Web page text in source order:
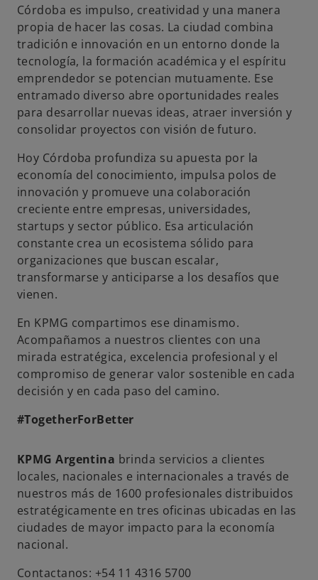
Córdoba es impulso, creatividad y una manera
propia de hacer las cosas. La ciudad combina
tradición e innovación en un entorno donde la
tecnología, la formación académica y el espíritu
emprendedor se potencian mutuamente. Ese
entramado diverso abre oportunidades reales
para desarrollar nuevas ideas, atraer inversión y
consolidar proyectos con visión de futuro.
Hoy Córdoba profundiza su apuesta por la
economía del conocimiento, impulsa polos de
innovación y promueve una colaboración
creciente entre empresas, universidades,
startups y sector público. Esa articulación
constante crea un ecosistema sólido para
organizaciones que buscan escalar,
transformarse y anticiparse a los desafíos que
vienen.
En KPMG compartimos ese dinamismo.
Acompañamos a nuestros clientes con una
mirada estratégica, excelencia profesional y el
compromiso de generar valor sostenible en cada
decisión y en cada paso del camino.
#TogetherForBetter
KPMG Argentina brinda servicios a clientes
locales, nacionales e internacionales a través de
nuestros más de 1600 profesionales distribuidos
estratégicamente en tres oficinas ubicadas en las
ciudades de mayor impacto para la economía
nacional.
Contactanos: +54 11 4316 5700